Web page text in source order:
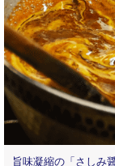
旨味凝縮の「さしみ